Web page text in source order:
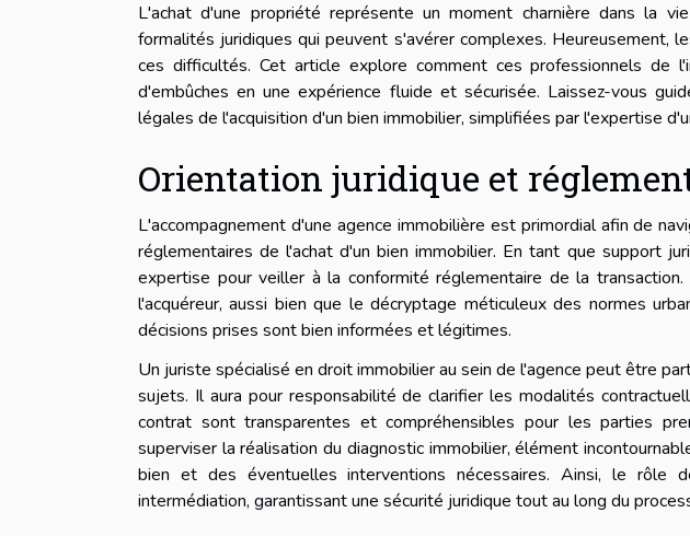
L'achat d'une propriété représente un moment charnière dans la
formalités juridiques qui peuvent s'avérer complexes. Heureusement,
ces difficultés. Cet article explore comment ces professionnels de
d'embûches en une expérience fluide et sécurisée. Laissez-vous
légales de l'acquisition d'un bien immobilier, simplifiées par l'expertise
Orientation juridique et
L'accompagnement d'une agence immobilière est primordial afin de
réglementaires de l'achat d'un bien immobilier. En tant que support
expertise pour veiller à la conformité réglementaire de la
l'acquéreur, aussi bien que le décryptage méticuleux des normes
décisions prises sont bien informées et légitimes.
Un juriste spécialisé en droit immobilier au sein de l'agence peut être
sujets. Il aura pour responsabilité de clarifier les modalités
contrat sont transparentes et compréhensibles pour les parties
superviser la réalisation du diagnostic immobilier, élément
bien et des éventuelles interventions nécessaires. Ainsi, le rôle
intermédiation, garantissant une sécurité juridique tout au long du